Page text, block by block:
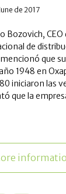
de 2017
Bozovich, CEO
de
que
1948 en
iniciaron las
que la